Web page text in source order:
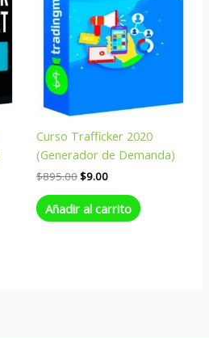
Curso Trafficker 2020
(Generador de Demanda)
$895.00$9.00
Añadir al carrito